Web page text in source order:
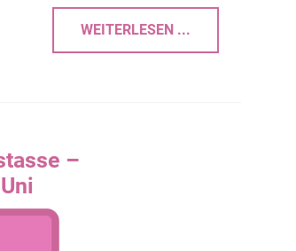
WEITERLESEN ...
–